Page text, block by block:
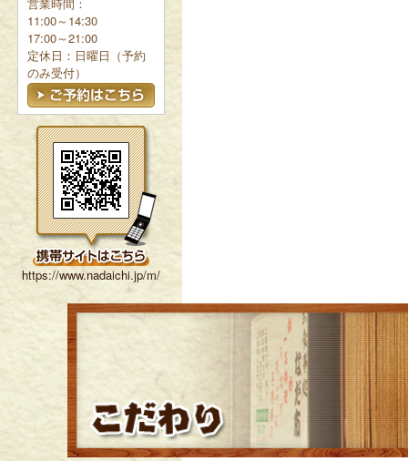
11:00～14:30
17:00～21:00
定休日：日曜日（予約
のみ受付）
https://www.nadaichi.jp/m/